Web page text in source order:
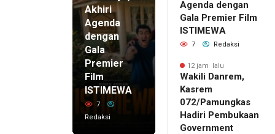
Akhiri
Agenda
dengan
Gala
Premier
Film
ISTIMEWA
7
Redaksi
Agenda dengan
Gala Premier Film
ISTIMEWA
7 Redaksi
12 jam lalu
Wakili Danrem,
Kasrem
072/Pamungkas
Hadiri Pembukaan
Government